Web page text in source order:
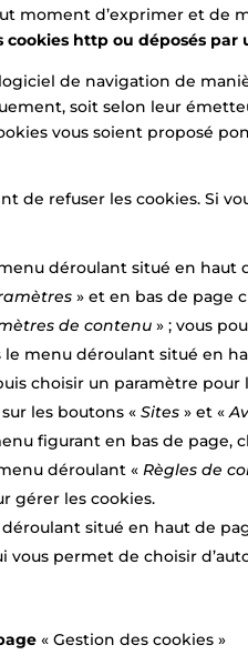
moment d’exprimer et de
http ou déposés par
de navigation de
soit selon leur
vous soient proposé
de refuser les cookies. Si
déroulant situé en
» et en bas de page
de contenu» ; vous
menu déroulant situé en
choisir un paramètre
les boutons «Sites» et «
figurant en bas de page,
déroulant «Règles de
gérer les cookies.
déroulant situé en haut de
vous permet de choisir
« Gestion des cookies »